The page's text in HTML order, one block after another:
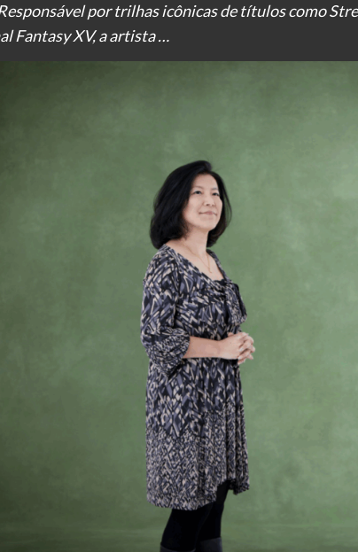
por trilhas icônicas de títulos como
Fantasy XV, a artista …